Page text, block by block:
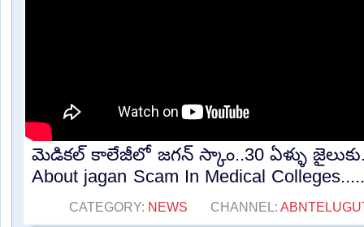
మెడికల్ కాలేజీలో జగన్ స్కాం..30 ఏళ్ళు
About jagan Scam In Medical
CATEGORY: NEWS CHANNEL: